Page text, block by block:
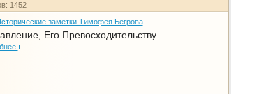
1452
заметки Тимофея Бегрова
Его Превосходительству…